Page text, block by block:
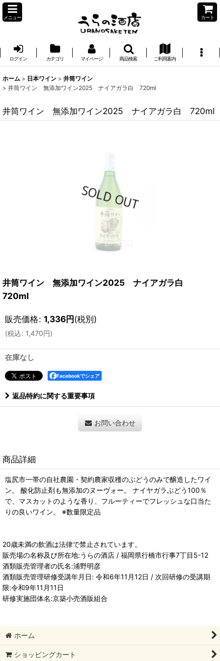
メニュー カート
ログイン カテゴリ マイページ 商品検索 ご利用案内
ホーム > 日本ワイン > 井筒ワイン
> 井筒ワイン 無添加ワイン2025 ナイアガラ白 720ml
井筒ワイン 無添加ワイン2025 ナイアガラ白 720ml
井筒ワイン 無添加ワイン2025 ナイアガラ白
720ml
販売価格: 1,336円(税別)
(税込: 1,470円)
在庫なし
Facebookでシェア
返品特約に関する重要事項
お問い合わせ
商品詳細
塩尻市一帯の自社農園・契約農家収穫のぶどうのみで醸造したワイ
ン。 酸化防止剤も無添加のヌーヴォー。 ナイヤガラぶどう100％
で、マスカットのような香り、フルーティーでフレッシュな口当た
りの良いワイン。 ※数量限定品
20歳未満の飲酒は法律で禁止されています。
販売場の名称及び所在地:うらの酒店 / 福岡県行橋市行事7丁目5-12
酒類販売管理者の氏名:浦野明彦
酒類販売管理研修受講年月日: 令和6年11月12日 / 次回研修の受講期
限:令和9年11月11日
研修実施団体名:京築小売酒販組合
ホーム
ショッピングカート